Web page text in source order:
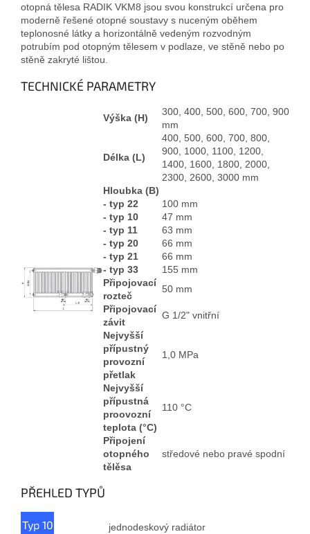
otopná tělesa RADIK VKM8 jsou svou konstrukcí určena pro
moderně řešené otopné soustavy s nuceným oběhem
teplonosné látky a horizontálně vedeným rozvodným
potrubím pod otopným tělesem v podlaze, ve stěně nebo po
stěně zakryté lištou.
TECHNICKÉ PARAMETRY
Výška (H)
300, 400, 500, 600, 700, 900
mm
Délka (L)
400, 500, 600, 700, 800,
900, 1000, 1100, 1200,
1400, 1600, 1800, 2000,
2300, 2600, 3000 mm
Hloubka (B)
- typ 22
100 mm
- typ 10
47 mm
- typ 11
63 mm
- typ 20
66 mm
- typ 21
66 mm
- typ 33
155 mm
Připojovací
rozteč
50 mm
Připojovací
závit
G 1/2" vnitřní
Nejvyšší
přípustný
provozní
přetlak
1,0 MPa
Nejvyšší
přípustná
proovozní
teplota (°C)
110 °C
Připojení
otopného
tělěsa
středové nebo pravé spodní
PŘEHLED TYPŮ
Typ 10 jednodeskový radiátor